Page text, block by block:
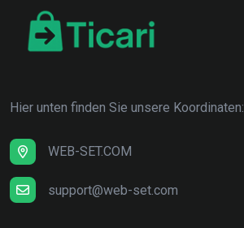
Hier unten finden Sie unsere Koordinaten:
WEB-SET.COM
support@web-set.com